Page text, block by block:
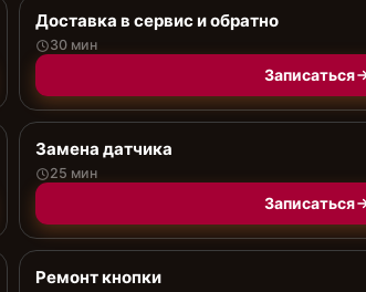
Доставка в сервис и обратно
30 мин
Записаться
Замена датчика
25 мин
Записаться
Ремонт кнопки